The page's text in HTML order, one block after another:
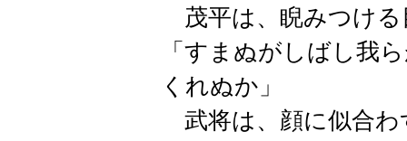
茂平は、睨みつける
「すまぬがしばし我
くれぬか」
武将は、顔に似合わ